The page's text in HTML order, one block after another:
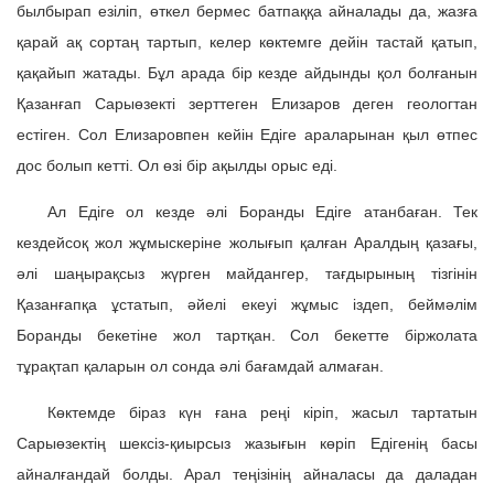
былбырап езіліп, өткел бермес батпаққа айналады да, жазға
қарай ақ сортаң тартып, келер көктемге дейін тастай қатып,
қақайып жатады. Бұл арада бір кезде айдынды қол болғанын
Қазанғап Сарыөзекті зерттеген Елизаров деген геологтан
естіген. Сол Елизаровпен кейін Едіге араларынан қыл өтпес
дос болып кетті. Ол өзі бір ақылды орыс еді.
Ал Едіге ол кезде әлі Боранды Едіге атанбаған. Тек
кездейсоқ жол жұмыскеріне жолығып қалған Аралдың қазағы,
әлі шаңырақсыз жүрген майдангер, тағдырының тізгінін
Қазанғапқа ұстатып, әйелі екеуі жұмыс іздеп, беймәлім
Боранды бекетіне жол тартқан. Сол бекетте біржолата
тұрақтап қаларын ол сонда әлі бағамдай алмаған.
Көктемде біраз күн ғана реңі кіріп, жасыл тартатын
Сарыөзектің шексіз-қиырсыз жазығын көріп Едігенің басы
айналғандай болды. Арал теңізінің айналасы да даладан